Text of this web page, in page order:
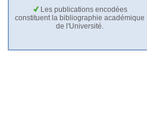
Les publications encodées
constituent la bibliographie académique
de l'Université.